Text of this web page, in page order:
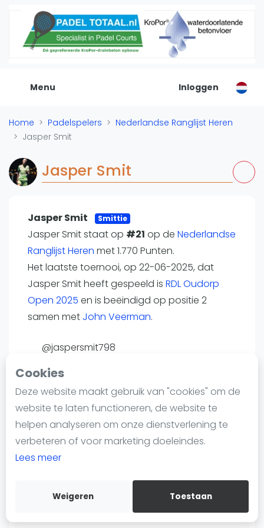
Cookies
Deze website maakt gebruik van "cookies" om de
website te laten functioneren, de website te
helpen analyseren om onze dienstverlening te
verbeteren of voor marketing doeleindes.
Lees meer
Weigeren Toestaan
Menu
De Padel Gids
Alle padel locaties
Organisatie
Banenbouwers
Overige categorien
Reserveringssystemen
Padelscholen
Laatste updates
Padel
Forum
Nieuws
Blog artikelen
Vragen over padel
Padelgear
Overige
Informatie
Over ons
Contact
Adverteren
Insights
WhatsApp
Join WhatsApp Community
Inloggen
Home Padelspelers
Nederlandse Ranglijst Heren
Jasper Smit
Jasper Smit
Jasper Smit Smittie
Jasper Smit staat op #21 op de Nederlandse
Ranglijst Heren met 1.770 Punten.
Het laatste toernooi, op 22-06-2025, dat
Jasper Smit heeft gespeeld is RDL Oudorp
Open 2025 en is beëindigd op positie 2
samen met John Veerman.
@jaspersmit798
Toernooi.nl
Speelpositie
--